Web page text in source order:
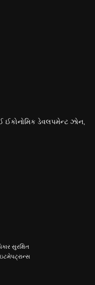
ઈકોનોમિક ડેવલપમેન્ટ ઝોન,
સુરક્ષિત